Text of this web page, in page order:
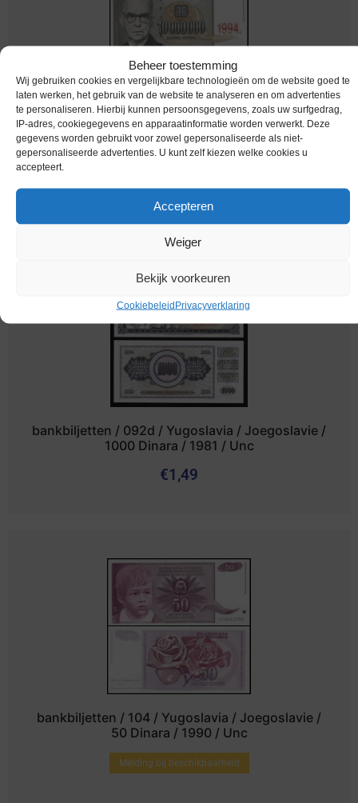
Beheer toestemming
Wij gebruiken cookies en vergelijkbare technologieën om de website goed te
laten werken, het gebruik van de website te analyseren en om advertenties
te personaliseren. Hierbij kunnen persoonsgegevens, zoals uw surfgedrag,
IP-adres, cookiegegevens en apparaatinformatie worden verwerkt. Deze
gegevens worden gebruikt voor zowel gepersonaliseerde als niet-
gepersonaliseerde advertenties. U kunt zelf kiezen welke cookies u
accepteert.
Accepteren
Weiger
Bekijk voorkeuren
CookiebeleidPrivacyverklaring
bankbiljetten / 144a / Yugoslavia / Joegoslavie /
10.000.000 Dinara / 1994 / Unc
€2,49
bankbiljetten / 092d / Yugoslavia / Joegoslavie /
1000 Dinara / 1981 / Unc
€1,49
bankbiljetten / 104 / Yugoslavia / Joegoslavie /
50 Dinara / 1990 / Unc
Melding bij beschikbaarheid